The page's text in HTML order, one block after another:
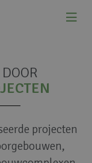
projecten